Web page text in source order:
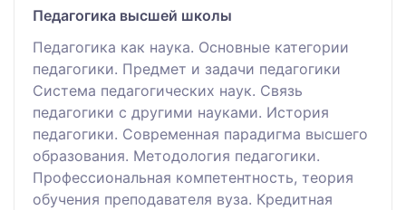
Педагогика высшей школы
Педагогика как наука. Основные категории
педагогики. Предмет и задачи педагогики
Система педагогических наук. Связь
педагогики с другими науками. История
педагогики. Современная парадигма высшего
образования. Методология педагогики.
Профессиональная компетентность, теория
обучения преподавателя вуза. Кредитная